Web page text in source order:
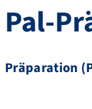
Pal-
Präparation